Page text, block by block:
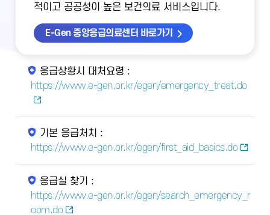
적이고 공공성이 높은 보건의료 서비스입니다.
E-Gen 중앙응급의료센터 바로가기
응급상황시 대처요령 :
https://www.e-gen.or.kr/egen/emergency_treat.do
기본 응급처치 :
https://www.e-gen.or.kr/egen/first_aid_basics.do
응급실 찾기 :
https://www.e-gen.or.kr/egen/search_emergency_r
oom.do